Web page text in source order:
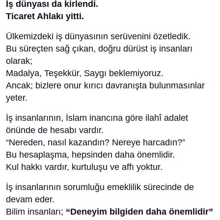
İş dünyası da kirlendi.
Ticaret Ahlakı yitti.
Ülkemizdeki iş dünyasının serüvenini özetledik.
Bu süreçten sağ çıkan, doğru dürüst iş insanları
olarak;
Madalya, Teşekkür, Saygı beklemiyoruz.
Ancak; bizlere onur kırıcı davranışta bulunmasınlar
yeter.
İş insanlarının, İslam inancına göre ilahî adalet
önünde de hesabı vardır.
“Nereden, nasıl kazandın? Nereye harcadın?”
Bu hesaplaşma, hepsinden daha önemlidir.
Kul hakkı vardır, kurtuluşu ve affı yoktur.
İş insanlarının sorumluğu emeklilik sürecinde de
devam eder.
Bilim insanları; “Deneyim bilgiden daha önemlidir”